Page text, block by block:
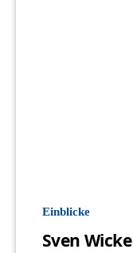
Einblicke
Sven Wicke